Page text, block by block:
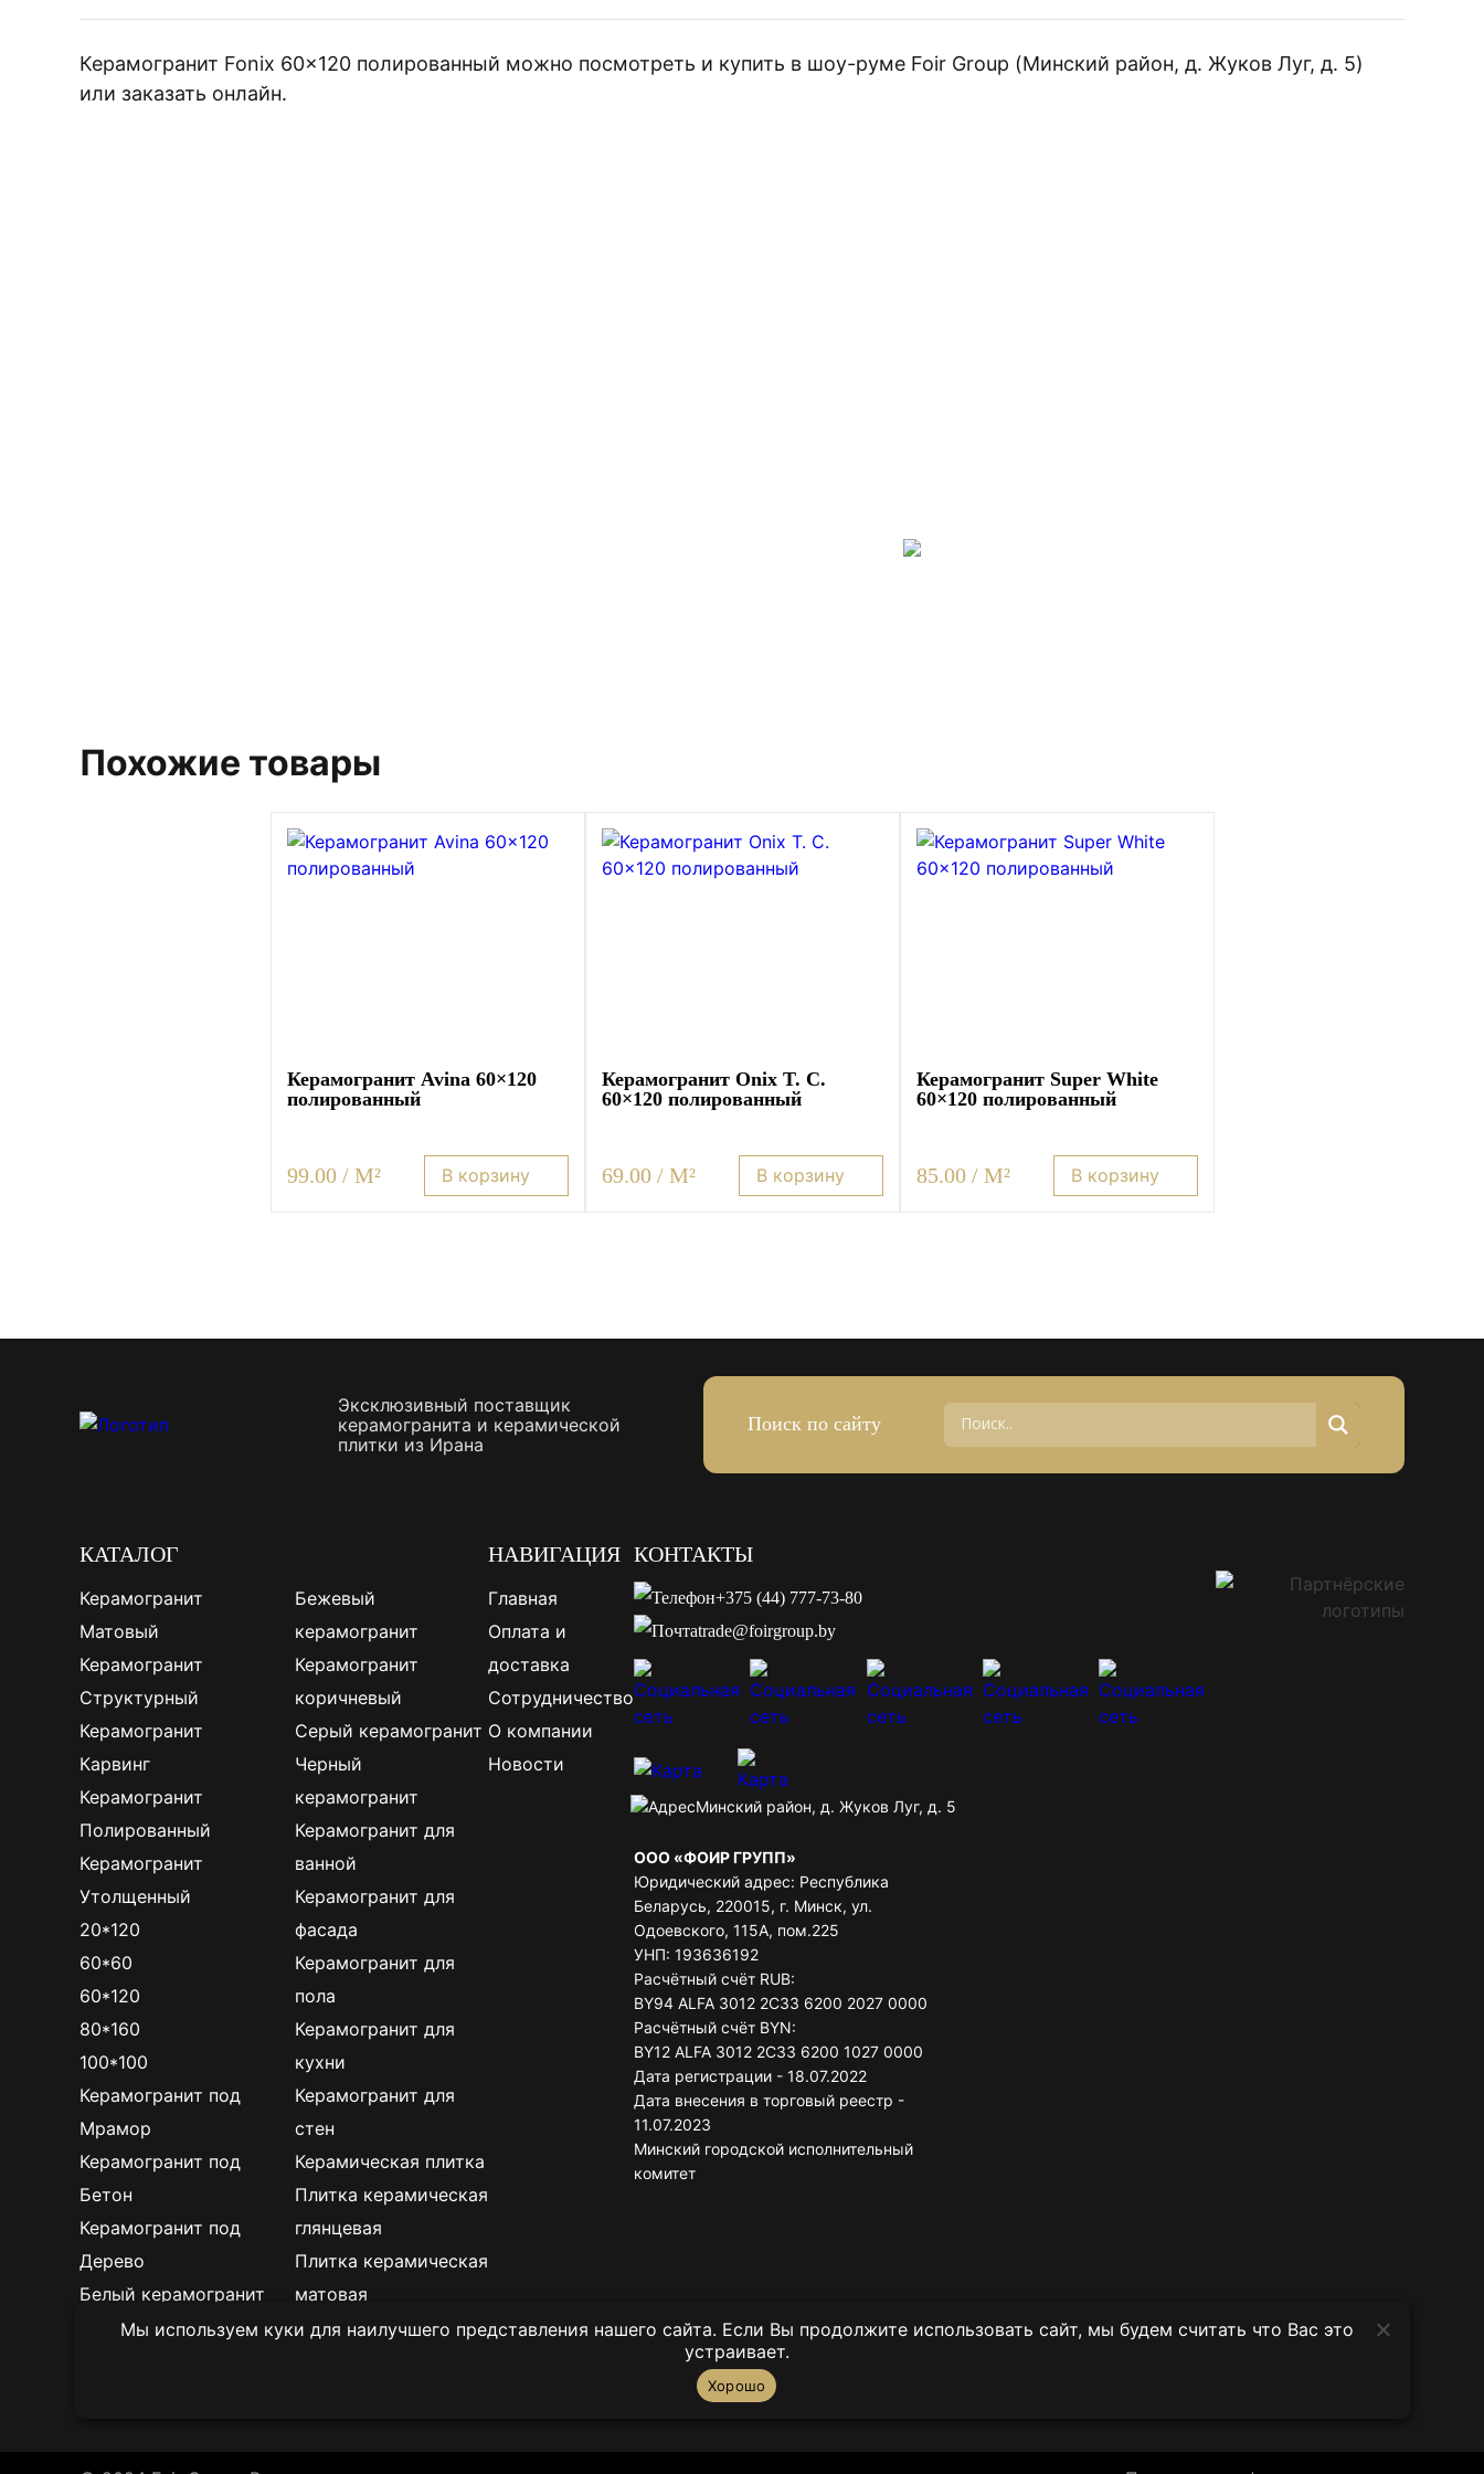
Керамогранит Fonix 60×120 полированный можно посмотреть и купить в шоу-руме Foir Group (Минский район, д. Жуков Луг, д. 5)
или заказать онлайн.
Похожие товары
Керамогранит Avina 60×120
полированный
99.00 / M² В корзину
Керамогранит Onix T. C.
60×120 полированный
69.00 / M² В корзину
Керамогранит Super White
60×120 полированный
85.00 / M² В корзину
Эксклюзивный поставщик
керамогранита и керамической
плитки из Ирана
Поиск по сайту
КАТАЛОГ
Керамогранит
Матовый
Керамогранит
Структурный
Керамогранит
Карвинг
Керамогранит
Полированный
Керамогранит
Утолщенный
20*120
60*60
60*120
80*160
100*100
Керамогранит под
Мрамор
Керамогранит под
Бетон
Керамогранит под
Дерево
Белый керамогранит
Черно-белый
Бежевый
керамогранит
Керамогранит
коричневый
Серый керамогранит
Черный
керамогранит
Керамогранит для
ванной
Керамогранит для
фасада
Керамогранит для
пола
Керамогранит для
кухни
Керамогранит для
стен
Керамическая плитка
Плитка керамическая
глянцевая
Плитка керамическая
матовая
НАВИГАЦИЯ
Главная
Оплата и
доставка
Сотрудничество
О компании
Новости
КОНТАКТЫ
+375 (44) 777-73-80
trade@foirgroup.by
Минский район, д. Жуков Луг, д. 5
ООО «ФОИР ГРУПП»
Юридический адрес: Республика
Беларусь, 220015, г. Минск, ул.
Одоевского, 115А, пом.225
УНП: 193636192
Расчётный счёт RUB:
BY94 ALFA 3012 2C33 6200 2027 0000
Расчётный счёт BYN:
BY12 ALFA 3012 2C33 6200 1027 0000
Дата регистрации - 18.07.2022
Дата внесения в торговый реестр -
11.07.2023
Минский городской исполнительный
комитет
Плитка керамическая матовая
Мы используем куки для наилучшего представления нашего сайта. Если Вы продолжите использовать сайт, мы будем считать что Вас это
устраивает.
Хорошо